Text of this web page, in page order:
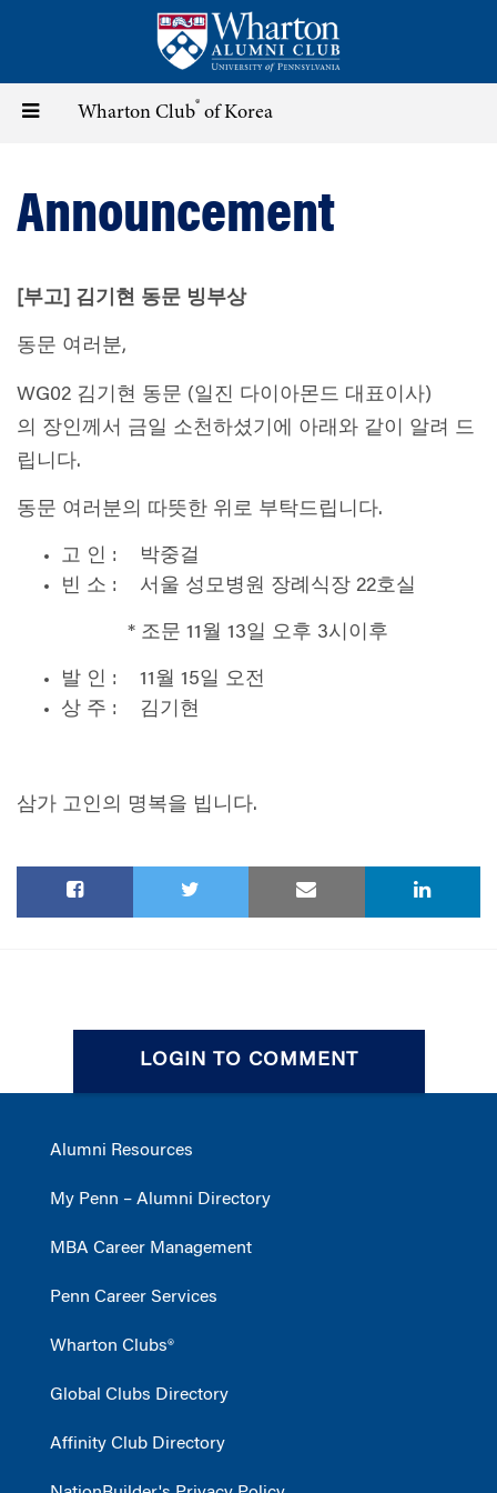
content
Toggle Wharton Club® of Korea
Announcement
부고 김기현 동문 빙부상
동문 여러분,
WG02 김기현 동문 (일진 다이아몬드 대표이사)
의 장인께서 금일 소천하셨기에 아래와 같이 알려 드
립니다.
동문 여러분의 따뜻한 위로 부탁드립니다.
고 인 : 박중걸
빈 소 : 서울 성모병원 장례식장 22호실
* 조문 11월 13일 오후 3시이후
발 인 : 11월 15일 오전
상 주 : 김기현
삼가 고인의 명복을 빕니다.
LOGIN TO COMMENT
Alumni Resources
My Penn – Alumni Directory
MBA Career Management
Penn Career Services
Wharton Clubs®
Global Clubs Directory
Affinity Club Directory